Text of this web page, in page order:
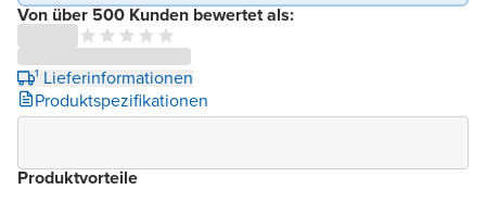
Von über 500 Kunden bewertet als:
¹ Lieferinformationen
Produktspezifikationen
Produktvorteile